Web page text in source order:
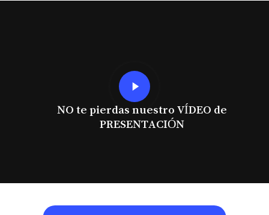
Play
Video
NO te pierdas nuestro VÍDEO de
PRESENTACIÓN